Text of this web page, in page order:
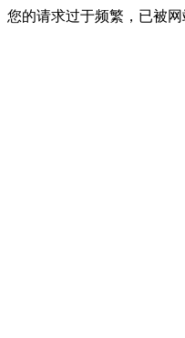
您的请求过于频繁，已被网